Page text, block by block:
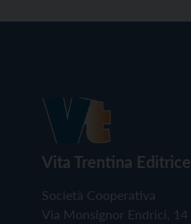
Vita Trentina Editrice
Società Cooperativa
Via Monsignor Endrici,